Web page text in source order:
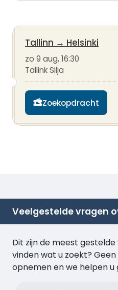
Tallinn → Helsinki
zo 9 aug, 16:30
Tallink Silja
Zoekopdracht
Veelgestelde vragen
Dit zijn de meest
vinden wat u zoekt?
opnemen en we helpen u